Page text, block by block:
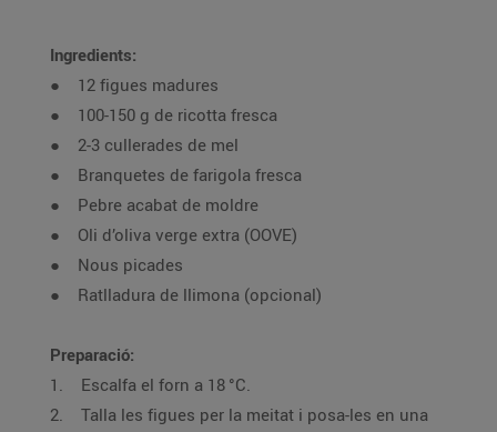
Ingredients:
● 12 figues madures
● 100-150 g de ricotta fresca
● 2-3 cullerades de mel
● Branquetes de farigola fresca
● Pebre acabat de moldre
● Oli d’oliva verge extra (OOVE)
● Nous picades
● Ratlladura de llimona (opcional)
Preparació:
1. Escalfa el forn a 18 °C.
2. Talla les figues per la meitat i posa-les en una